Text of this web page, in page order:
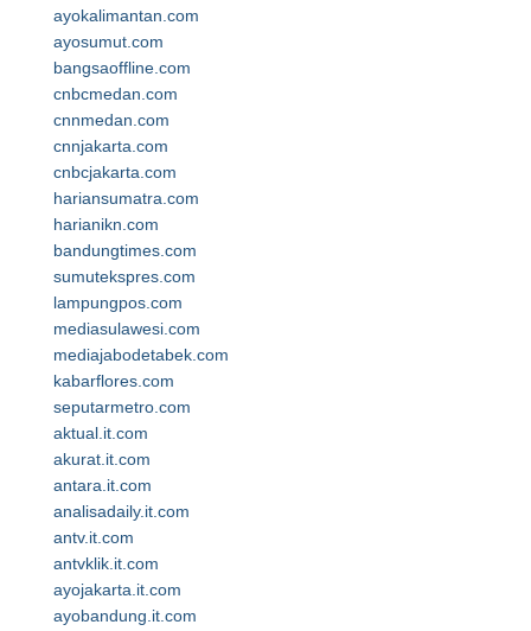
ayokalimantan.com
ayosumut.com
bangsaoffline.com
cnbcmedan.com
cnnmedan.com
cnnjakarta.com
cnbcjakarta.com
hariansumatra.com
harianikn.com
bandungtimes.com
sumutekspres.com
lampungpos.com
mediasulawesi.com
mediajabodetabek.com
kabarflores.com
seputarmetro.com
aktual.it.com
akurat.it.com
antara.it.com
analisadaily.it.com
antv.it.com
antvklik.it.com
ayojakarta.it.com
ayobandung.it.com